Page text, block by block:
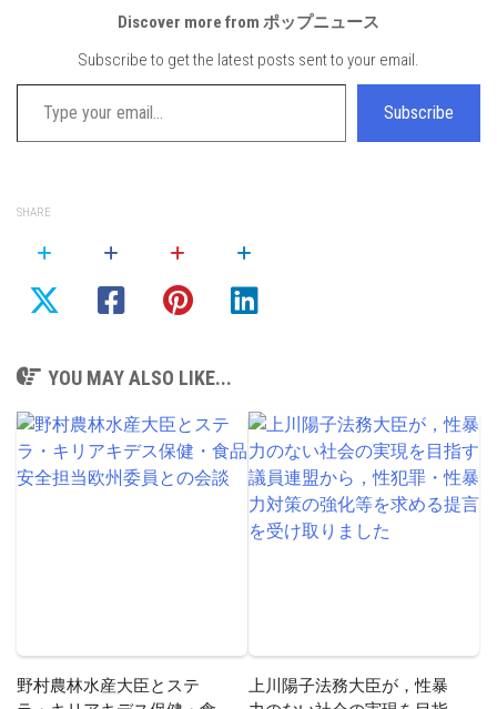
Discover more from ポップニュース
Subscribe to get the latest posts sent to your email.
Type your email…
Subscribe
SHARE
YOU MAY ALSO LIKE...
野村農林水産大臣とステ
上川陽子法務大臣が，性暴